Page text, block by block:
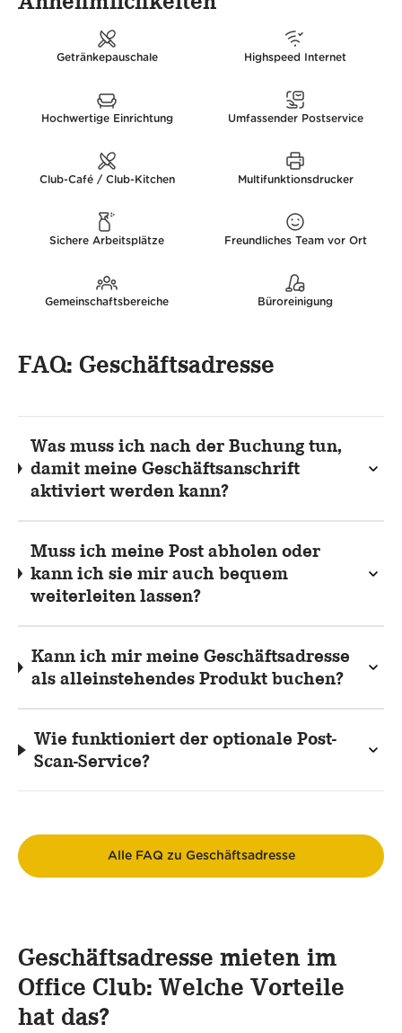
Getränkepauschale Highspeed Internet
Hochwertige Einrichtung Umfassender Postservice
Club-Café / Club-Kitchen Multifunktionsdrucker
Sichere Arbeitsplätze Freundliches Team vor Ort
Gemeinschaftsbereiche Büroreinigung
FAQ: Geschäftsadresse
Was muss ich nach der Buchung tun,
damit meine Geschäftsanschrift
aktiviert werden kann?
Muss ich meine Post abholen oder
kann ich sie mir auch bequem
weiterleiten lassen?
Kann ich mir meine Geschäftsadresse
als alleinstehendes Produkt buchen?
Wie funktioniert der optionale Post-
Scan-Service?
Alle FAQ zu Geschäftsadresse
Geschäftsadresse mieten im
Office Club: Welche Vorteile
hat das?